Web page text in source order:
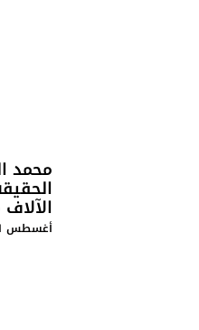
محمد
أغسطس 1, 2026